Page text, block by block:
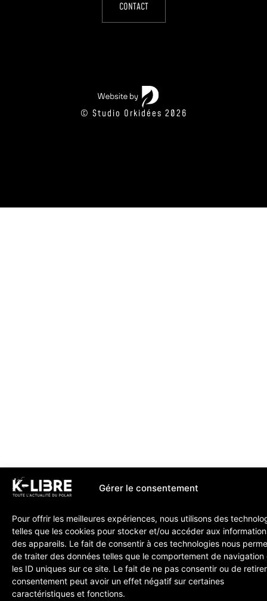
Gérer le consentement
Pour offrir les meilleures expériences, nous utilisons des
telles que les cookies pour stocker et/ou accéder aux
des appareils. Le fait de consentir à ces technologies nous
de traiter des données telles que le comportement de navigation
les ID uniques sur ce site. Le fait de ne pas consentir ou de
consentement peut avoir un effet négatif sur certaines
caractéristiques et fonctions.
CONTACT
© Studio Orkidées 2026